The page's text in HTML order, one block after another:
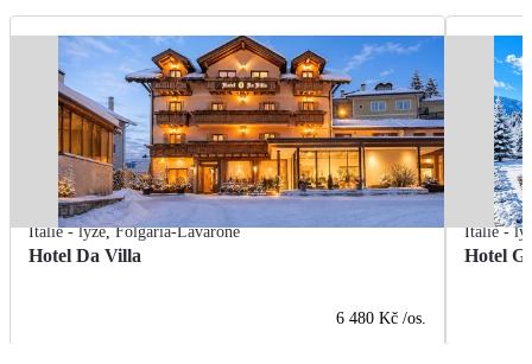
Itálie - lyže,Folgaria-Lavarone
Hotel Da Villa
6 480 Kč /os.
Itálie -
Hotel